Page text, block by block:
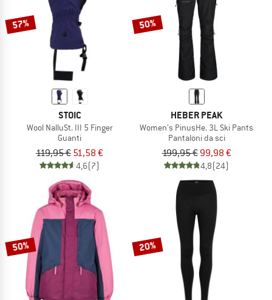
57%
STOIC
Wool NalluSt. III 5 Finger
Guanti
119,95 € 51,58 €
4,6(7)
50%
HEBER PEAK
Women's PinusHe. 3L Ski Pants
Pantaloni da sci
199,95 € 99,98 €
4,8(24)
50% 20%